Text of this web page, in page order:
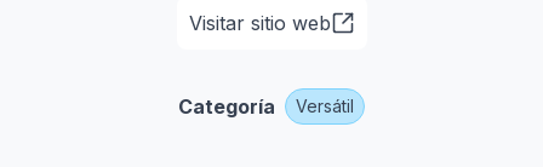
Visitar sitio web
Categoría Versátil